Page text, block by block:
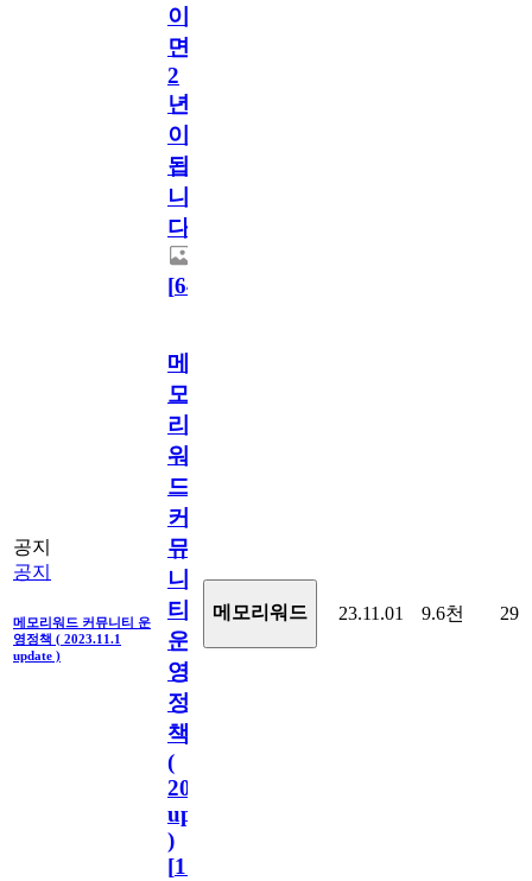
이
면
2
년
이
됩
니
다.
[64
공지
공지
메모리워드 커뮤니티 운
영정책 ( 2023.11.1
update )
메
모
리
워
드
커
뮤
니
티
운
영
정
책
(
2023.11.1
update
)
[110
메모리워드 23.11.01 9.6천 29